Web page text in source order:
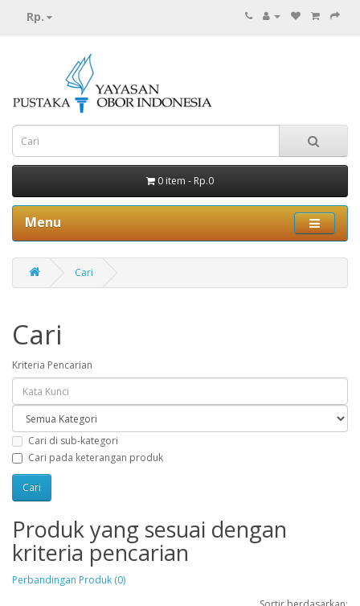
Rp.
0 item - Rp.0
Menu
Cari
Cari
Kriteria Pencarian
Cari di sub-kategori
Cari pada keterangan produk
Produk yang sesuai dengan
kriteria pencarian
Perbandingan Produk (0)